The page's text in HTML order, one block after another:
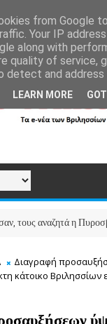
αναζητά η
Διαγραφή
κάτοικο Βριλησσίων
from Google
Your IP
along with
quality of service,
detect and address
LEARN MORE